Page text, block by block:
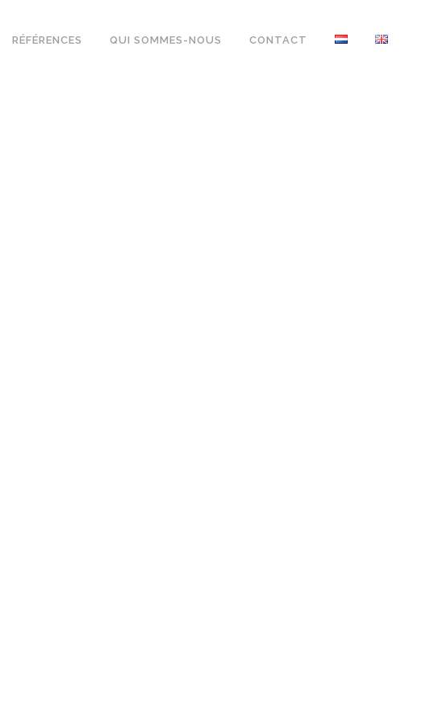
RÉFÉRENCES QUI SOMMES-NOUS CONTACT